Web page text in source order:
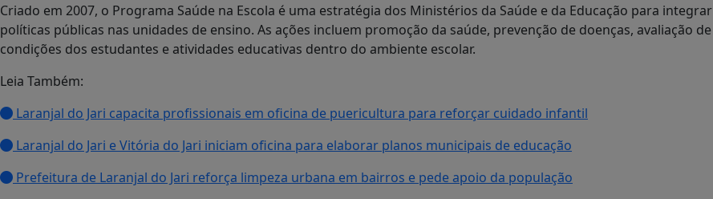
Criado em 2007, o Programa Saúde na Escola é uma estratégia dos Ministérios da Saúde e da Educação para integrar
políticas públicas nas unidades de ensino. As ações incluem promoção da saúde, prevenção de doenças, avaliação de
condições dos estudantes e atividades educativas dentro do ambiente escolar.
Leia Também:
Laranjal do Jari capacita profissionais em oficina de puericultura para reforçar cuidado infantil
Laranjal do Jari e Vitória do Jari iniciam oficina para elaborar planos municipais de educação
Prefeitura de Laranjal do Jari reforça limpeza urbana em bairros e pede apoio da população